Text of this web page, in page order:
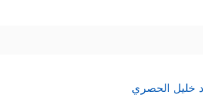
خليل الحصري